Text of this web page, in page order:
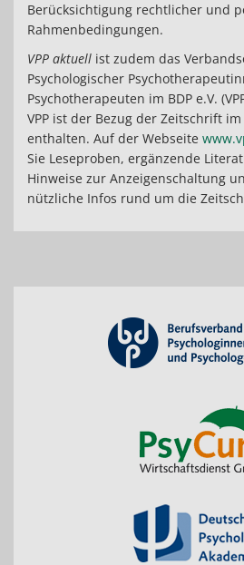
Berücksichtigung rechtlicher und
Rahmenbedingungen.
VPP aktuell ist zudem das
Psychologischer
Psychotherapeuten im BDP e.V.
VPP ist der Bezug der Zeitschrift
enthalten. Auf der Webseite
Sie Leseproben, ergänzende
Hinweise zur Anzeigenschaltung
nützliche Infos rund um die